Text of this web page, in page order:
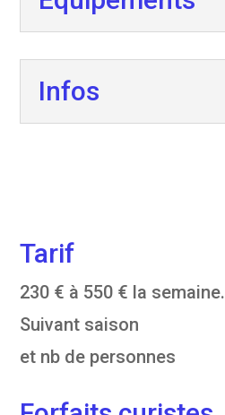
Infos
Tarif
230 € à 550 € la semaine.
Suivant saison
et nb de personnes